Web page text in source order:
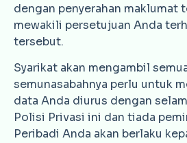
dengan penyerahan maklumat
mewakili persetujuan Anda
tersebut.
Syarikat akan mengambil
semunasabahnya perlu untuk
data Anda diurus dengan
Polisi Privasi ini dan tiada
Peribadi Anda akan berlaku